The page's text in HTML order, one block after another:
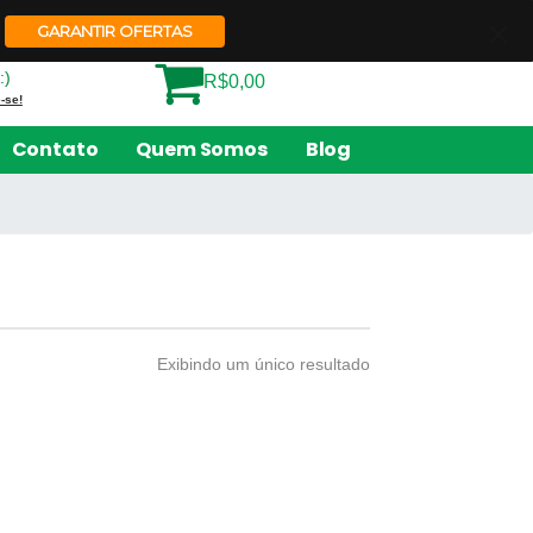
GARANTIR OFERTAS Quem Somos
se!
R$0,00
Contato Quem Somos Blog
Exibindo um único resultado